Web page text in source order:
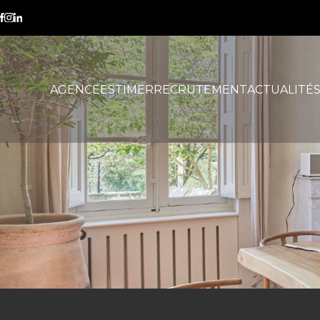
AGENCEESTIMERRECRUTEMENTACTUALITÉS
fissures